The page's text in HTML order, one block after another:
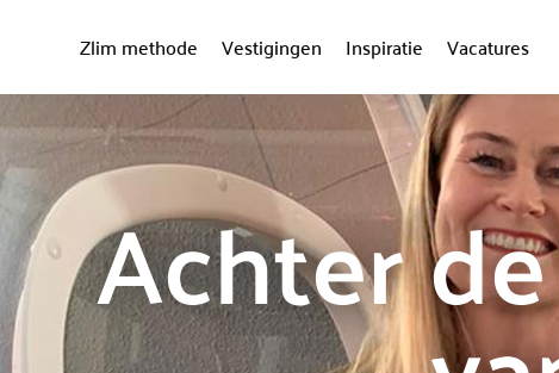
Zlim methode Vestigingen Inspiratie Vacatures
Achter